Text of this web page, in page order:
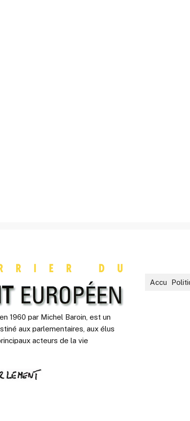
1960 par Michel Baroin, est un
aux parlementaires, aux élus
acteurs de la vie
Accueil